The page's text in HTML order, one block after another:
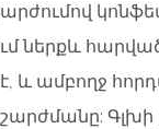
ներքև
և ամբողջ
Գլխի